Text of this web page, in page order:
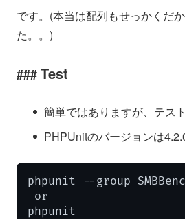
です。(本当は配列もせっかくだ
た。。)
Test
簡単ではありますが、テス
PHPUnitのバージョンは
phpunit --group
or
phpunit